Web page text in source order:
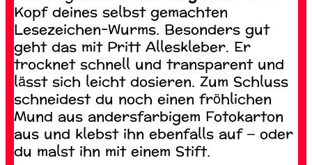
Kopf deines selbst gemachten
Lesezeichen-Wurms. Besonders gut
geht das mit Pritt Alleskleber. Er
trocknet schnell und transparent und
lässt sich leicht dosieren. Zum Schluss
schneidest du noch einen fröhlichen
Mund aus andersfarbigem Fotokarton
aus und klebst ihn ebenfalls auf – oder
du malst ihn mit einem Stift.